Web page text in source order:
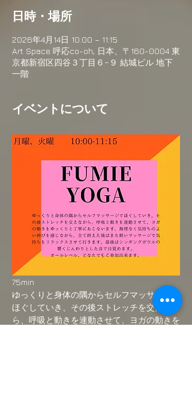
日時・場所
2026年4月14日 10:00 – 11:15
Art Space 呼応co-oh, 日本、〒160-0004 東
京都新宿区四谷３丁目６−９ 結城ビル 地下
一階
イベントについて
75min
ゆっくりと身体の隅からセルフマッサージで
ほぐしていき、その後ストレッチを交えなが
ら、呼吸と動きを連動させて、ヨガの動きを